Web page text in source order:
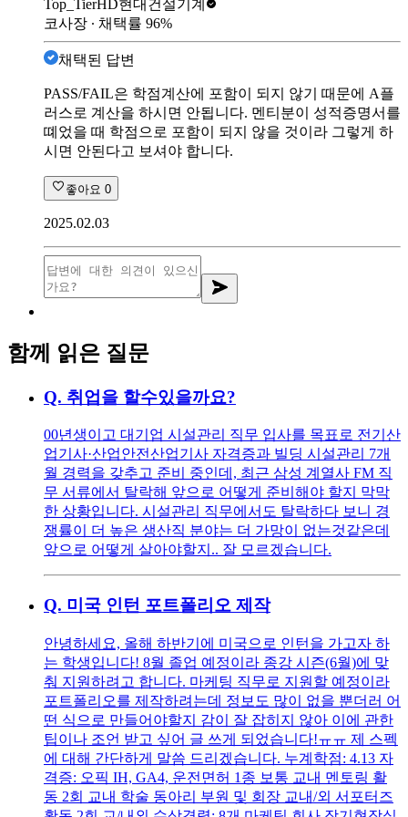
Top_TierHD현대건설기계
코사장 ∙ 채택률 96%
채택된 답변
PASS/FAIL은 학점계산에 포함이 되지 않기 때문에 A플
러스로 계산을 하시면 안됩니다. 멘티분이 성적증명서를
뗴었을 때 학점으로 포함이 되지 않을 것이라 그렇게 하
시면 안된다고 보셔야 합니다.
좋아요 0
2025.02.03
함께 읽은 질문
Q. 취업을 할수있을까요?
00년생이고 대기업 시설관리 직무 입사를 목표로 전기산
업기사·산업안전산업기사 자격증과 빌딩 시설관리 7개
월 경력을 갖추고 준비 중인데, 최근 삼성 계열사 FM 직
무 서류에서 탈락해 앞으로 어떻게 준비해야 할지 막막
한 상황입니다. 시설관리 직무에서도 탈락하다 보니 경
쟁률이 더 높은 생산직 분야는 더 가망이 없는것같은데
앞으로 어떻게 살아야할지.. 잘 모르겠습니다.
Q. 미국 인턴 포트폴리오 제작
안녕하세요, 올해 하반기에 미국으로 인턴을 가고자 하
는 학생입니다! 8월 졸업 예정이라 종강 시즌(6월)에 맞
춰 지원하려고 합니다. 마케팅 직무로 지원할 예정이라
포트폴리오를 제작하려는데 정보도 많이 없을 뿐더러 어
떤 식으로 만들어야할지 감이 잘 잡히지 않아 이에 관한
팁이나 조언 받고 싶어 글 쓰게 되었습니다!ㅠㅠ 제 스펙
에 대해 간단하게 말씀 드리겠습니다. 누계학점: 4.13 자
격증: 오픽 IH, GA4, 운전면허 1종 보통 교내 멘토링 활
동 2회 교내 학술 동아리 부원 및 회장 교내/외 서포터즈